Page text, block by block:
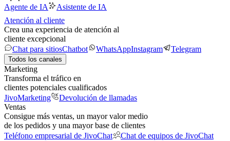
Agente de IA
Asistente de IA
Atención al cliente
Crea una experiencia de atención al
cliente excepcional
Chat para sitiosChatbot WhatsAppInstagram Telegram
Todos los canales
Marketing
Transforma el tráfico en
clientes potenciales cualificados
JivoMarketing
Devolución de llamadas
Ventas
Consigue más ventas, un mayor valor medio
de los pedidos y una mayor base de clientes
Teléfono empresarial de JivoChat
Chat de equipos de JivoChat